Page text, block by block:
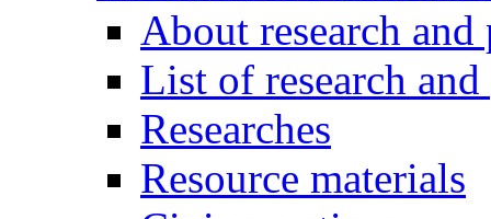
About research
List of research
Researches
Resource materials